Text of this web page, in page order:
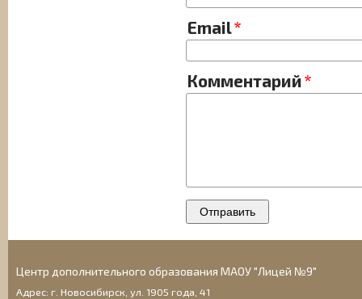
Email
Комментарий
Центр дополнительного образования МАОУ "Лицей №9"
Адрес: г. Новосибирск, ул. 1905 года, 41